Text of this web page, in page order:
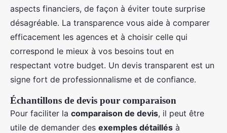
aspects financiers, de façon à éviter toute surprise
désagréable. La transparence vous aide à comparer
efficacement les agences et à choisir celle qui
correspond le mieux à vos besoins tout en
respectant votre budget. Un devis transparent est un
signe fort de professionnalisme et de confiance.
Échantillons de devis pour comparaison
Pour faciliter la comparaison de devis, il peut être
utile de demander des exemples détaillés à